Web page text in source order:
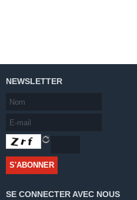
NEWSLETTER
SE CONNECTER AVEC NOUS